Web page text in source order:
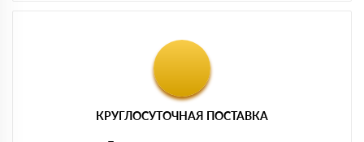
КРУГЛОСУТОЧНАЯ ПОСТАВКА